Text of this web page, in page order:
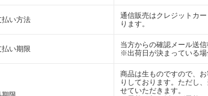
払い方法
通信販売はクレジットカ
ります。
払い期限
当方からの確認メール送信
※出荷日が決まっている場
商品は生ものですので、
りしております。ただし
せていただきます。